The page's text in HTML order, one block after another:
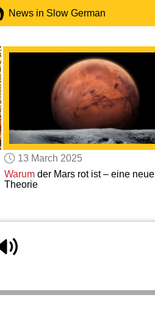
News in Slow German
13 March 2025
Warumder Mars rot ist – eine neue
Theorie